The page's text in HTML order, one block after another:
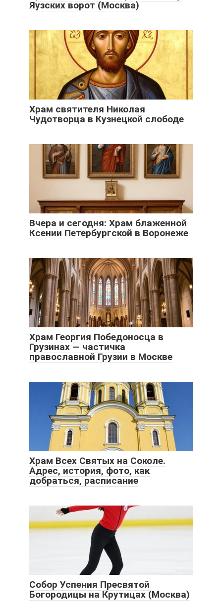
Яузских ворот (Москва)
Храм святителя Николая
Чудотворца в Кузнецкой слободе
Вчера и сегодня: Храм блаженной
Ксении Петербургской в Воронеже
Храм Георгия Победоносца в
Грузинах — частичка
православной Грузии в Москве
Храм Всех Святых на Соколе.
Адрес, история, фото, как
добраться, расписание
Собор Успения Пресвятой
Богородицы на Крутицах (Москва)